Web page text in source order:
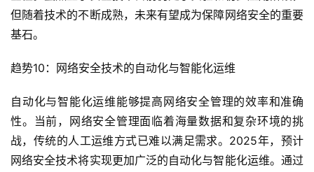
但随着技术的不断成熟，未来有望成为保障网络安全的重要
基石。
趋势10：网络安全技术的自动化与智能化运维
自动化与智能化运维能够提高网络安全管理的效率和准确
性。当前，网络安全管理面临着海量数据和复杂环境的挑
战，传统的人工运维方式已难以满足需求。2025年，预计
网络安全技术将实现更加广泛的自动化与智能化运维。通过